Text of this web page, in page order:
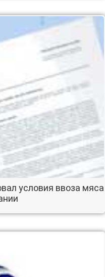
условия ввоза мяса